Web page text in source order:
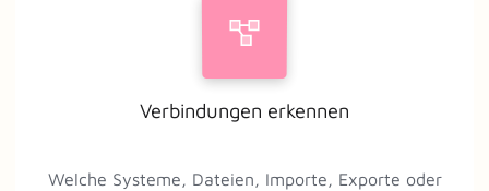
Verbindungen erkennen
Welche Systeme, Dateien, Importe, Exporte oder